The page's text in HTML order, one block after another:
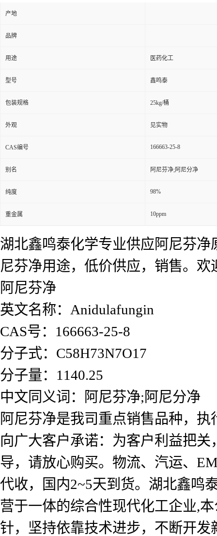
产地
品牌
用途 医药化工
型号 鑫鸣泰
包装规格 25kg/桶
外观 见实物
CAS编号 166663-25-8
别名 阿尼芬净;阿尼分净
纯度 98%
重金属 10ppm
湖北鑫鸣泰化学专业供应阿尼芬
尼芬净用途，低价供应，销售。
阿尼芬净
英文名称：Anidulafungin
CAS号：166663-25-8
分子式：C58H73N7O17
分子量：1140.25
中文同义词：阿尼芬净;阿尼分净
阿尼芬净是我司重点销售品种，
向广大客户承诺：为客户利益把
导，请放心购买。物流、汽运、
代收，国内2~5天到货。湖北鑫鸣
营于一体的综合性现代化工企业,
针，坚持依靠技术进步，不断开